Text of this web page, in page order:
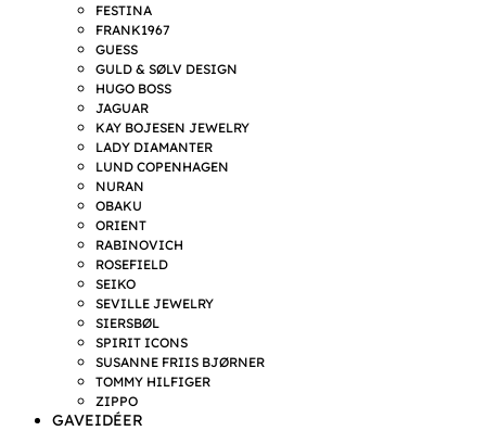
FESTINA
FRANK1967
GUESS
GULD & SØLV DESIGN
HUGO BOSS
JAGUAR
KAY BOJESEN JEWELRY
LADY DIAMANTER
LUND COPENHAGEN
NURAN
OBAKU
ORIENT
RABINOVICH
ROSEFIELD
SEIKO
SEVILLE JEWELRY
SIERSBØL
SPIRIT ICONS
SUSANNE FRIIS BJØRNER
TOMMY HILFIGER
ZIPPO
GAVEIDÉER